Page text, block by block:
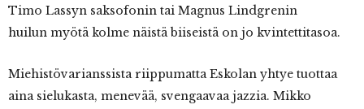
Timo Lassyn saksofonin tai Magnus Lindgrenin
huilun myötä kolme näistä biiseistä on jo kvintettitasoa.
Miehistövarianssista riippumatta Eskolan yhtye tuottaa
aina sielukasta, menevää, svengaavaa jazzia. Mikko